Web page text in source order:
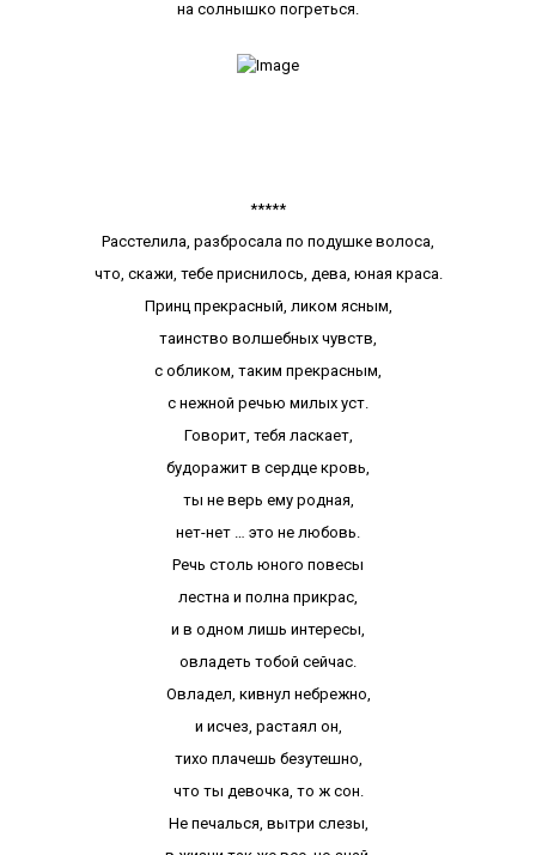
на солнышко погреться.
*****
Расстелила, разбросала по подушке волоса,
что, скажи, тебе приснилось, дева, юная краса.
Принц прекрасный, ликом ясным,
таинство волшебных чувств,
с обликом, таким прекрасным,
с нежной речью милых уст.
Говорит, тебя ласкает,
будоражит в сердце кровь,
ты не верь ему родная,
нет-нет … это не любовь.
Речь столь юного повесы
лестна и полна прикрас,
и в одном лишь интересы,
овладеть тобой сейчас.
Овладел, кивнул небрежно,
и исчез, растаял он,
тихо плачешь безутешно,
что ты девочка, то ж сон.
Не печалься, вытри слезы,